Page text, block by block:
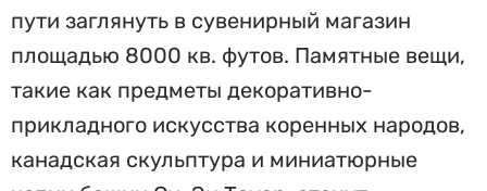
пути заглянуть в сувенирный магазин
площадью 8000 кв. футов. Памятные вещи,
такие как предметы декоративно-
прикладного искусства коренных народов,
канадская скульптура и миниатюрные